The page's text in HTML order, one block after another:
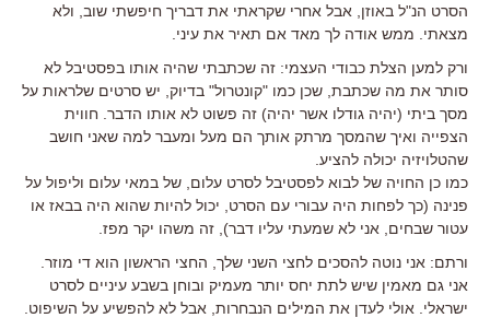
הסרט הנ"ל באוזן, אבל אחרי שקראתי את דבריך חיפשתי שוב, ולא
מצאתי. ממש אודה לך מאד אם תאיר את עיני.
ורק למען הצלת כבודי העצמי: זה שכתבתי שהיה אותו בפסטיבל לא
סותר את מה שכתבת, שכן כמו "קונטרול" בדיוק, יש סרטים שלראות על
מסך ביתי (יהיה גודלו אשר יהיה) זה פשוט לא אותו הדבר. חווית
הצפייה ואיך שהמסך מרתק אותך הם מעל ומעבר למה שאני חושב
שהטלויזיה יכולה להציע.
כמו כן החויה של לבוא לפסטיבל לסרט עלום, של במאי עלום וליפול על
פנינה (כך לפחות היה עבורי עם הסרט, יכול להיות שהוא היה בבאז או
עטור שבחים, אני לא שמעתי עליו דבר), זה משהו יקר מפז.
ורתם: אני נוטה להסכים לחצי השני שלך, החצי הראשון הוא די מוזר.
אני גם מאמין שיש לתת יחס יותר מעמיק ובוחן בשבע עיניים לסרט
ישראלי. אולי לעדן את המילים הנבחרות, אבל לא להפשיע על השיפוט.